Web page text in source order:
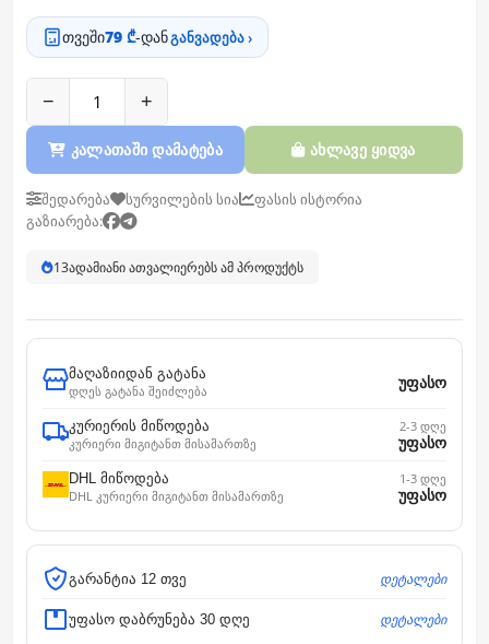
თვეში79 ₾-დანგანვადება ›
− +
კალათაში დამატება ახლავე ყიდვა
შედარება სურვილების სია
ფასის ისტორია
გაზიარება:
13ადამიანი ათვალიერებს ამ პროდუქტს
მაღაზიიდან გატანა
დღეს გატანა შეიძლება
უფასო
კურიერის მიწოდება
კურიერი მიგიტანთ მისამართზე
2-3 დღე
უფასო
DHL მიწოდება
DHL კურიერი მიგიტანთ მისამართზე
1-3 დღე
უფასო
გარანტია 12 თვე დეტალები
უფასო დაბრუნება 30 დღე დეტალები